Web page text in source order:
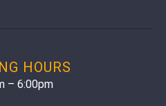
HOURS
– 6:00pm